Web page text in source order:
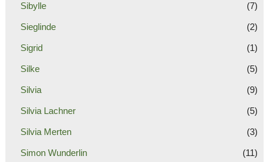
Sibylle (7)
Sieglinde (2)
Sigrid (1)
Silke (5)
Silvia (9)
Silvia Lachner (5)
Silvia Merten (3)
Simon Wunderlin (11)